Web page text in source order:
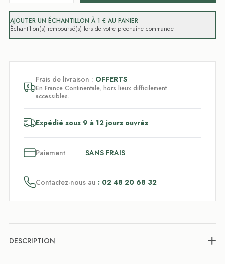
AJOUTER UN ÉCHANTILLON À 1 € AU PANIER
Échantillon(s) remboursé(s) lors de votre prochaine commande
Frais de livraison : OFFERTS
En France Continentale, hors lieux difficilement
accessibles.
Expédié sous 9 à 12 jours ouvrés
Paiement SANS FRAIS
Contactez-nous au : 02 48 20 68 32
DESCRIPTION